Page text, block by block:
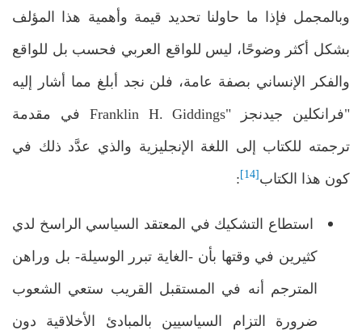
وبالمجمل فإذا ما حاولنا تحديد قيمة وأهمية هذا المؤلف
بشكل أكثر وضوحًا، ليس للواقع العربي فحسب بل للواقع
والفكر الإنساني بصفة عامة، فلن نجد أبلغ مما أشار إليه
"فرانكلين جيدنجز "Franklin H. Giddings في مقدمة
ترجمته للكتاب إلى اللغة الإنجليزية والذي عدَّد ذلك في
كون هذا الكتاب [14]
:
استطاع التشكيك في المعتقد السياسي الراسخ لدي
كثيرين في وقتها بأن -الغاية تبرر الوسيلة- بل وراهن
المترجم أنه في المستقبل القريب ستعي الشعوب
ضرورة التزام السياسيين بالمبادئ الأخلاقية دون